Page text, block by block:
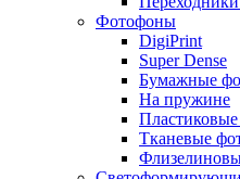
Фотофоны
DigiPrint
Super Dense
Бумажные
На пружине
Тканевые